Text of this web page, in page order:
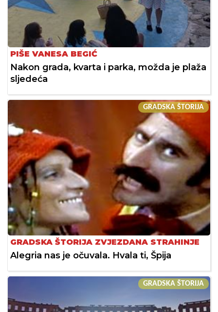
PIŠE VANESA BEGIĆ
Nakon grada, kvarta i parka, možda je plaža
sljedeća
GRADSKA ŠTORIJA
GRADSKA ŠTORIJA ZVJEZDANA STRAHINJE
Alegria nas je očuvala. Hvala ti, Špija
GRADSKA ŠTORIJA